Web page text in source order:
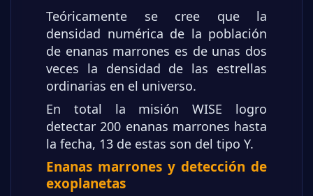
Teóricamente se cree que la
densidad numérica de la población
de enanas marrones es de unas dos
veces la densidad de las estrellas
ordinarias en el universo.
En total la misión WISE logro
detectar 200 enanas marrones hasta
la fecha, 13 de estas son del tipo Y.
Enanas marrones y detección de
exoplanetas